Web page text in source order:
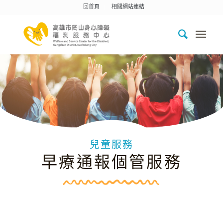
回首頁 相關網站連結
兒童服務
早療通報個管服務